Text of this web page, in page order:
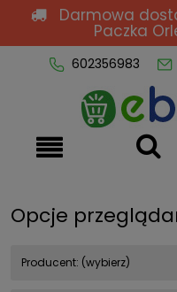
Darmowa
Paczka
602356983
Opcje
Producent: (wybierz)